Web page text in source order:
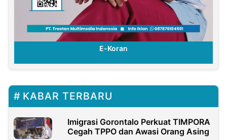
E-Koran
KABAR TERBARU
Imigrasi Gorontalo Perkuat TIMPORA
Cegah TPPO dan Awasi Orang Asing